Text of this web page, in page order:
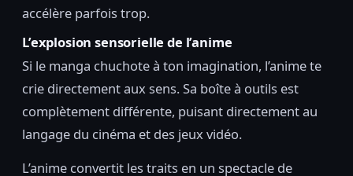
accélère parfois trop.
L’explosion sensorielle de l’anime
Si le manga chuchote à ton imagination, l’anime te
crie directement aux sens. Sa boîte à outils est
complètement différente, puisant directement au
langage du cinéma et des jeux vidéo.
L’anime convertit les traits en un spectacle de